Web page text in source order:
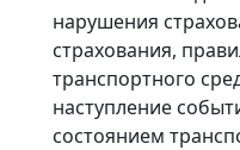
нарушения
страхования,
транспортного
наступление
состоянием